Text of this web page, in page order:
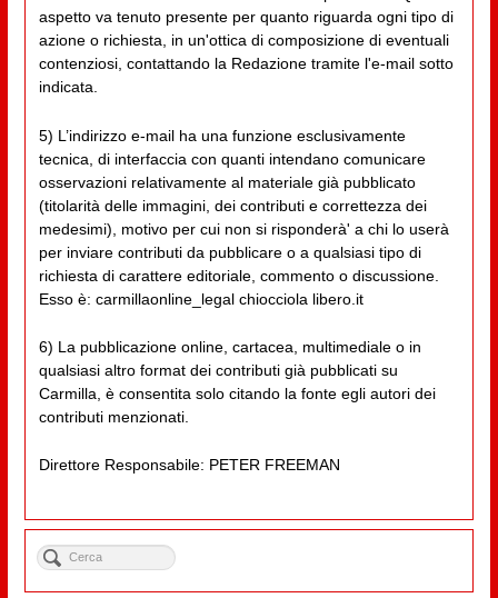
aspetto va tenuto presente per quanto riguarda ogni tipo di
azione o richiesta, in un'ottica di composizione di eventuali
contenziosi, contattando la Redazione tramite l'e-mail sotto
indicata.
5) L’indirizzo e-mail ha una funzione esclusivamente
tecnica, di interfaccia con quanti intendano comunicare
osservazioni relativamente al materiale già pubblicato
(titolarità delle immagini, dei contributi e correttezza dei
medesimi), motivo per cui non si risponderà' a chi lo userà
per inviare contributi da pubblicare o a qualsiasi tipo di
richiesta di carattere editoriale, commento o discussione.
Esso è: carmillaonline_legal chiocciola libero.it
6) La pubblicazione online, cartacea, multimediale o in
qualsiasi altro format dei contributi già pubblicati su
Carmilla, è consentita solo citando la fonte egli autori dei
contributi menzionati.
Direttore Responsabile: PETER FREEMAN